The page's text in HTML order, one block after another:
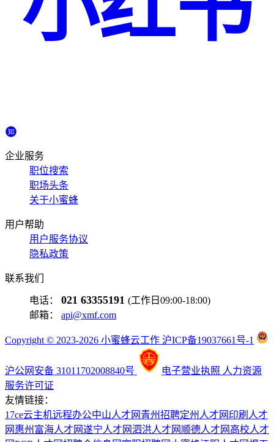
企业服务
职位搜索
职场头条
关于小蜜蜂
用户帮助
用户服务协议
隐私政策
联系我们
电话： 021 63355191 (工作日09:00-18:00)
邮箱： api@xmf.com
Copyright © 2023-2026 小蜜蜂云工作 沪ICP备19037661号-1
沪公网安备 31011702008840号 电子营业执照 人力资源
服务许可证
友情链接：
17ce云主机远程办公中山人才网 青州招聘定州人才网 印刷人才
网 惠州富海人才网遂宁人才网泗洪人才网 顺德人才网 高校人才